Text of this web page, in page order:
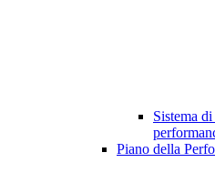
Sistema
Piano della